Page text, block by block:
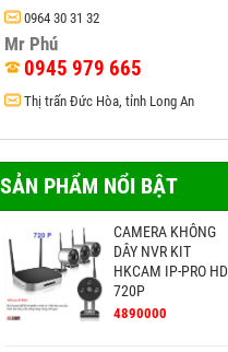
0964 30 31 32
Mr Phú
0945 979 665
Thị trấn Đức Hòa, tỉnh Long An
SẢN PHẨM NỔI BẬT
CAMERA KHÔNG
DÂY NVR KIT
HKCAM IP-PRO HD
720P
4890000